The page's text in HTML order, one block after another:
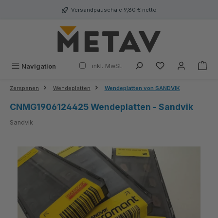
Versandpauschale 9,80 € netto
Navigation inkl. MwSt.
Zerspanen Wendeplatten Wendeplatten von SANDVIK
CNMG1906124425 Wendeplatten - Sandvik
Sandvik
Bildergalerie überspringen